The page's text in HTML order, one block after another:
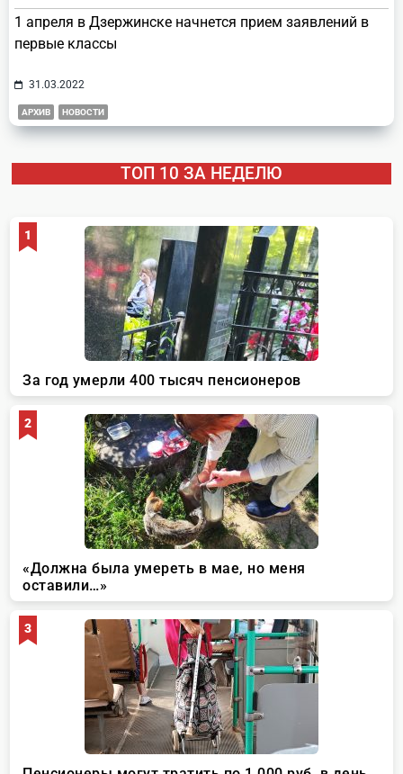
1 апреля в Дзержинске начнется прием заявлений в
первые классы
31.03.2022
АРХИВ НОВОСТИ
ТОП 10 ЗА НЕДЕЛЮ